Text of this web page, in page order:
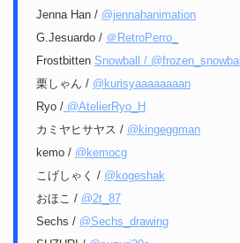
Jenna Han / @jennahanimation
G.Jesuardo / ＠RetroPerro_
Frostbitten Snowball / @frozen_snowball
栗しゃん / @kurisyaaaaaaaan
Ryo / @AtelierRyo_H
カミヤヒサヤス / @kingeggman
kemo / @kemocg
こげしゃく / @kogeshak
おほこ / @2t_87
Sechs / @Sechs_drawing